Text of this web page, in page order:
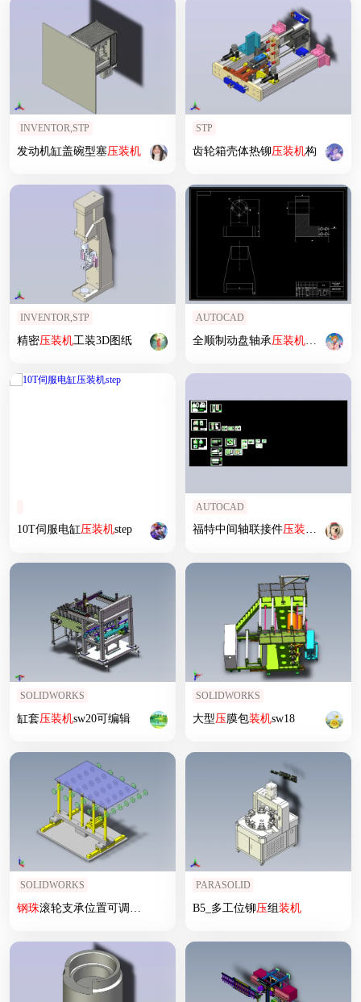
INVENTOR,STP
发动机缸盖碗型塞压装机
STP
齿轮箱壳体热铆压装机构
INVENTOR,STP
精密压装机工装3D图纸
AUTOCAD
全顺制动盘轴承压装机（传动部
10T伺服电缸压装机step
AUTOCAD
福特中间轴联接件压装机 设计
SOLIDWORKS
缸套压装机sw20可编辑
SOLIDWORKS
大型压膜包装机sw18
SOLIDWORKS
钢珠滚轮支承位置可调机构
PARASOLID
B5_多工位铆压组装机